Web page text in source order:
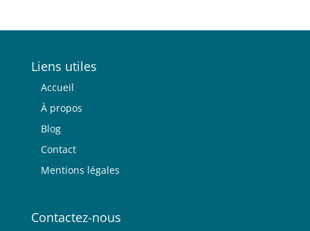
Liens utiles
Accueil
À propos
Blog
Contact
Mentions légales
Contactez-nous